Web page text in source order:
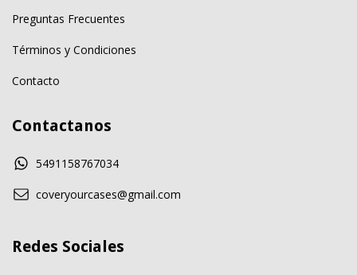
Preguntas Frecuentes
Términos y Condiciones
Contacto
Contactanos
5491158767034
coveryourcases@gmail.com
Redes Sociales